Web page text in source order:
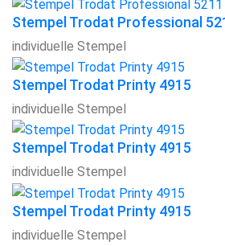
Stempel Trodat Professional
individuelle Stempel
Stempel Trodat Printy 4915
individuelle Stempel
Stempel Trodat Printy 4915
individuelle Stempel
Stempel Trodat Printy 4915
individuelle Stempel